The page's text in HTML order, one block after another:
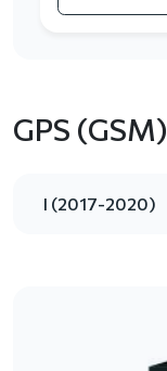
GPS
I (2017-2020)